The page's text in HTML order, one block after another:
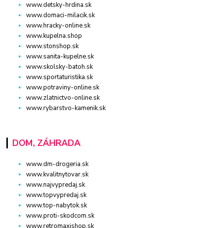
www.detsky-hrdina.sk
www.domaci-milacik.sk
www.hracky-online.sk
www.kupelna.shop
www.stonshop.sk
www.sanita-kupelne.sk
www.skolsky-batoh.sk
www.sportaturistika.sk
www.potraviny-online.sk
www.zlatnictvo-online.sk
www.rybarstvo-kamenik.sk
DOM, ZÁHRADA
www.dm-drogeria.sk
www.kvalitnytovar.sk
www.najvypredaj.sk
www.topvypredaj.sk
www.top-nabytok.sk
www.proti-skodcom.sk
www.retromaxishop.sk